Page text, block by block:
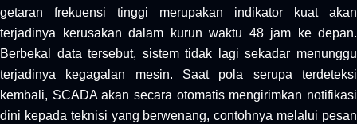
getaran frekuensi tinggi merupakan indikator kuat akan
terjadinya kerusakan dalam kurun waktu 48 jam ke depan.
Berbekal data tersebut, sistem tidak lagi sekadar menunggu
terjadinya kegagalan mesin. Saat pola serupa terdeteksi
kembali, SCADA akan secara otomatis mengirimkan notifikasi
dini kepada teknisi yang berwenang, contohnya melalui pesan